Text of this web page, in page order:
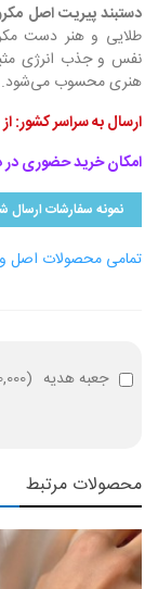
دستبند پیریت اصل
طلایی و هنر دست
نفس و جذب انرژی
هنری محسوب می‌شود.
ارسال به سراسر کشور:
امکان خرید حضوری در
نمونه سفارشات
تمامی محصولات اصل
جعبه هدیه (
محصولات مرتبط